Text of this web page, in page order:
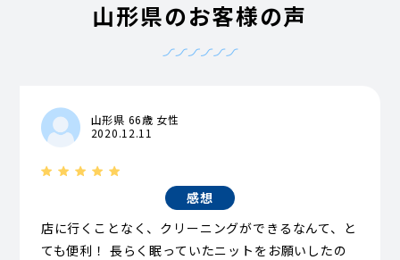
山形県のお客様の声
山形県 66歳 女性
2020.12.11
感想
店に行くことなく、クリーニングができるなんて、と
ても便利！ 長らく眠っていたニットをお願いしたの